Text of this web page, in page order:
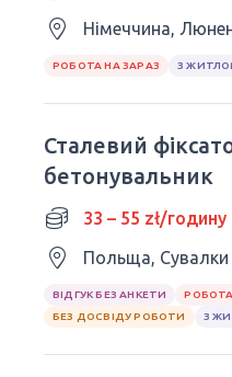
Німеччина,
РОБОТА НА ЗАРАЗ З
Сталевий
бетонувальник
33 – 55 zł/годину
Польща, Сувалки
ВІДГУК БЕЗ АНКЕТИ
БЕЗ ДОСВІДУ РОБОТИ
З